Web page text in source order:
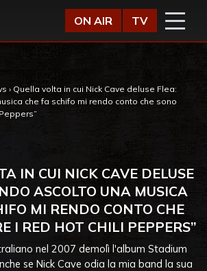
ON AIR TV
› Quella volta in cui Nick Cave deluse Flea:
che fa schifo mi rendo conto che sono
IN CUI NICK CAVE DELUSE
ASCOLTO UNA MUSICA
MI RENDO CONTO CHE
I RED HOT CHILI PEPPERS”
nel 2007 demolì l'album Stadium
se Nick Cave odia la mia band la sua